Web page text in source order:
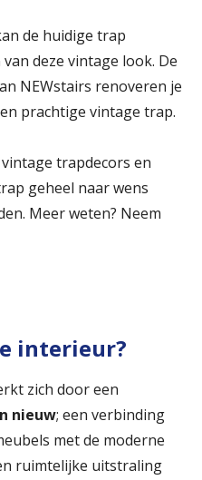
de huidige trap
deze vintage look. De
NEWstairs renoveren je
prachtige vintage trap.
trapdecors en
geheel naar wens
Meer weten? Neem
interieur?
zich door een
nieuw; een verbinding
met de moderne
ruimtelijke uitstraling